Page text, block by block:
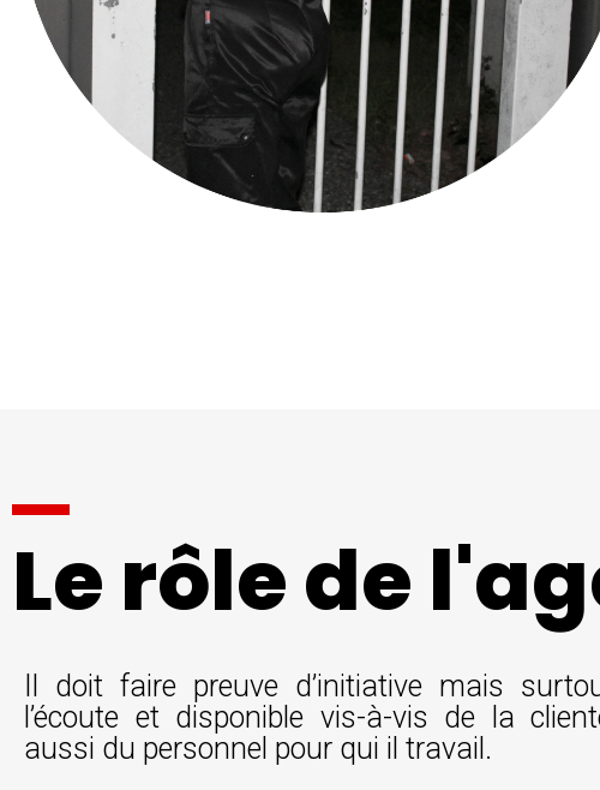
Le rôle de
Il doit faire preuve d’initiative mais
l’écoute et disponible vis-à-vis de la
aussi du personnel pour qui il travail.